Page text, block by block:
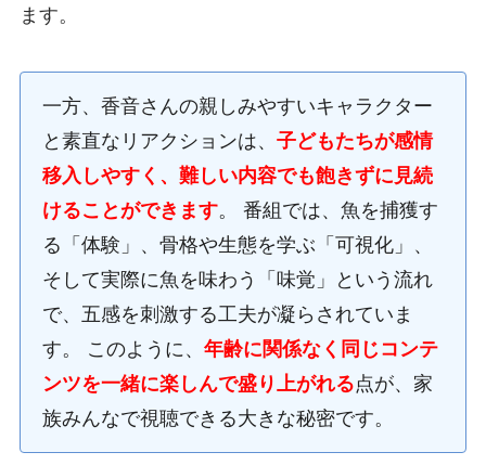
ます。
一方、香音さんの親しみやすいキャラクター
と素直なリアクションは、 子どもたちが感情
移入しやすく、難しい内容でも飽きずに見続
けることができます。 番組では、魚を捕獲す
る「体験」、骨格や生態を学ぶ「可視化」、
そして実際に魚を味わう「味覚」という流れ
で、五感を刺激する工夫が凝らされていま
す。 このように、 年齢に関係なく同じコンテ
ンツを一緒に楽しんで盛り上がれる点が、家
族みんなで視聴できる大きな秘密です。